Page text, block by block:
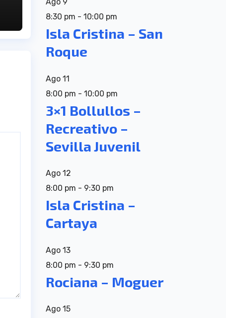
Ago 9
8:30 pm - 10:00 pm
Isla Cristina – San
Roque
Ago 11
8:00 pm - 10:00 pm
3×1 Bollullos –
Recreativo –
Sevilla Juvenil
Ago 12
8:00 pm - 9:30 pm
Isla Cristina –
Cartaya
Ago 13
8:00 pm - 9:30 pm
Rociana – Moguer
Ago 15